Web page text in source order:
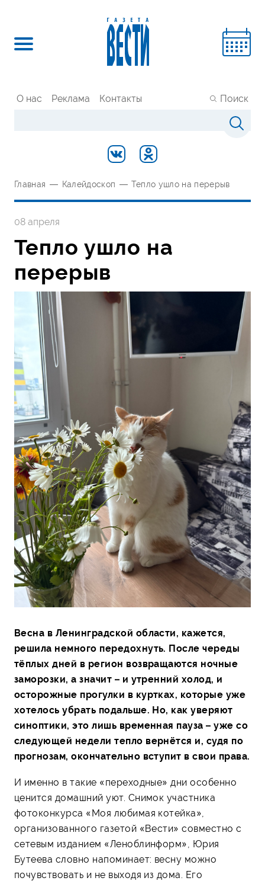
О нас Реклама Контакты Поиск
Главная — Калейдоскоп — Тепло ушло на перерыв
08 апреля
Тепло ушло на
перерыв
Весна в Ленинградской области, кажется,
решила немного передохнуть. После череды
тёплых дней в регион возвращаются ночные
заморозки, а значит – и утренний холод, и
осторожные прогулки в куртках, которые уже
хотелось убрать подальше. Но, как уверяют
синоптики, это лишь временная пауза – уже со
следующей недели тепло вернётся и, судя по
прогнозам, окончательно вступит в свои права.
И именно в такие «переходные» дни особенно
ценится домашний уют. Снимок участника
фотоконкурса «Моя любимая котейка»,
организованного газетой «Вести» совместно с
сетевым изданием «Леноблинформ», Юрия
Бутеева словно напоминает: весну можно
почувствовать и не выходя из дома. Его